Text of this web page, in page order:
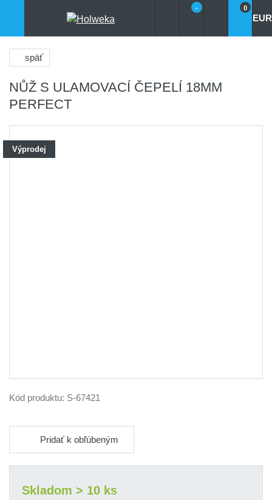
- 0
EUR
späť
NŮŽ S ULAMOVACÍ ČEPELÍ 18MM
PERFECT
Výprodej
Kód produktu: S-67421
Pridať k obľúbeným
Skladom > 10 ks